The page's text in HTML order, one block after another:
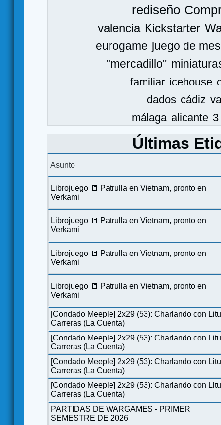
rediseño
valencia Kickstarter
eurogame juego de
"mercadillo"
familiar icehouse
dados cádiz
málaga alicante
Últimas
Asunto
Librojuego 📒 Patrulla en Vietnam, pronto en
Verkami
Librojuego 📒 Patrulla en Vietnam, pronto en
Verkami
Librojuego 📒 Patrulla en Vietnam, pronto en
Verkami
Librojuego 📒 Patrulla en Vietnam, pronto en
Verkami
[Condado Meeple] 2x29 (53): Charlando con
Carreras (La Cuenta)
[Condado Meeple] 2x29 (53): Charlando con
Carreras (La Cuenta)
[Condado Meeple] 2x29 (53): Charlando con
Carreras (La Cuenta)
[Condado Meeple] 2x29 (53): Charlando con
Carreras (La Cuenta)
PARTIDAS DE WARGAMES - PRIMER
SEMESTRE DE 2026